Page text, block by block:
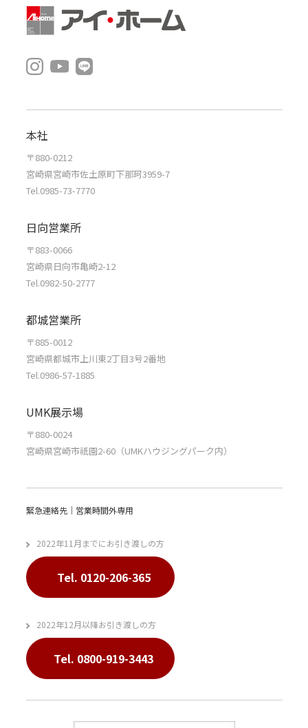
本社
〒880-0212
宮崎県宮崎市佐土原町下那珂3959-7
Tel.0985-73-7770
日向営業所
〒883-0066
宮崎県日向市亀崎2-12
Tel.0982-50-2777
都城営業所
〒885-0012
宮崎県都城市上川東2丁目3号2番地
Tel.0986-57-1885
UMK展示場
〒880-0024
宮崎県宮崎市祇園2-60（UMKハウジングパーク内）
緊急連絡先｜営業時間外専用
2022年11月までにお引き渡しの方
Tel. 0120-206-365
2022年12月以降お引き渡しの方
Tel. 0800-919-3443